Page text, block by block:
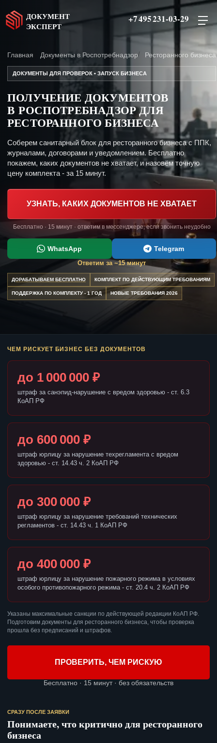
ДОКУМЕНТ
ЭКСПЕРТ
+7 495 231-03-29
Главная Документы в Роспотребнадзор Ресторанного бизнеса
ДОКУМЕНТЫ ДЛЯ ПРОВЕРОК • ЗАПУСК БИЗНЕСА
ПОЛУЧЕНИЕ ДОКУМЕНТОВ
В РОСПОТРЕБНАДЗОР ДЛЯ
РЕСТОРАННОГО БИЗНЕСА
Соберем санитарный блок для ресторанного бизнеса с ППК,
журналами, договорами и уведомлением. Бесплатно
покажем, каких документов не хватает, и назовём точную
цену комплекта - за 15 минут.
УЗНАТЬ, КАКИХ ДОКУМЕНТОВ НЕ ХВАТАЕТ
Бесплатно · 15 минут · ответим в мессенджере, если звонить неудобно
WhatsApp Telegram
Ответим за ~15 минут
ДОРАБАТЫВАЕМ БЕСПЛАТНО КОМПЛЕКТ ПО ДЕЙСТВУЮЩИМ ТРЕБОВАНИЯМ
ПОДДЕРЖКА ПО КОМПЛЕКТУ - 1 ГОД НОВЫЕ ТРЕБОВАНИЯ 2026
ЧЕМ РИСКУЕТ БИЗНЕС БЕЗ ДОКУМЕНТОВ
до 1 000 000 ₽
штраф за санэпид-нарушение с вредом здоровью - ст. 6.3
КоАП РФ
до 600 000 ₽
штраф юрлицу за нарушение техрегламента с вредом
здоровью - ст. 14.43 ч. 2 КоАП РФ
до 300 000 ₽
штраф юрлицу за нарушение требований технических
регламентов - ст. 14.43 ч. 1 КоАП РФ
до 400 000 ₽
штраф юрлицу за нарушение пожарного режима в условиях
особого противопожарного режима - ст. 20.4 ч. 2 КоАП РФ
Указаны максимальные санкции по действующей редакции КоАП РФ.
Подготовим документы для ресторанного бизнеса, чтобы проверка
прошла без предписаний и штрафов.
ПРОВЕРИТЬ, ЧЕМ РИСКУЮ
Бесплатно · 15 минут · без обязательств
СРАЗУ ПОСЛЕ ЗАЯВКИ
Понимаете, что критично для ресторанного
бизнеса